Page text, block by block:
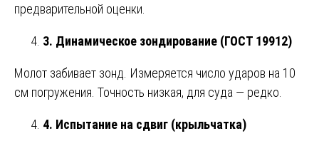
предварительной оценки.
3. Динамическое зондирование (ГОСТ 19912)
Молот забивает зонд. Измеряется число ударов на 10
см погружения. Точность низкая, для суда — редко.
4. Испытание на сдвиг (крыльчатка)